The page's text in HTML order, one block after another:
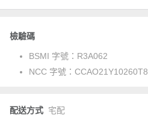
檢驗碼
BSMI 字號： R3A062
NCC 字號： CCAO21Y10260T8
配送方式 宅配